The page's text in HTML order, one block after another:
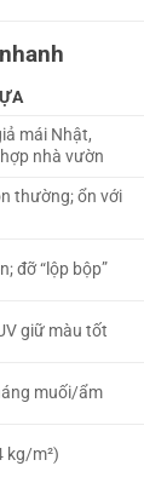
mái Nhật,
nhà vườn
thường; ổn với
đỡ “lộp bộp”
giữ màu tốt
muối/ẩm
kg/m²)